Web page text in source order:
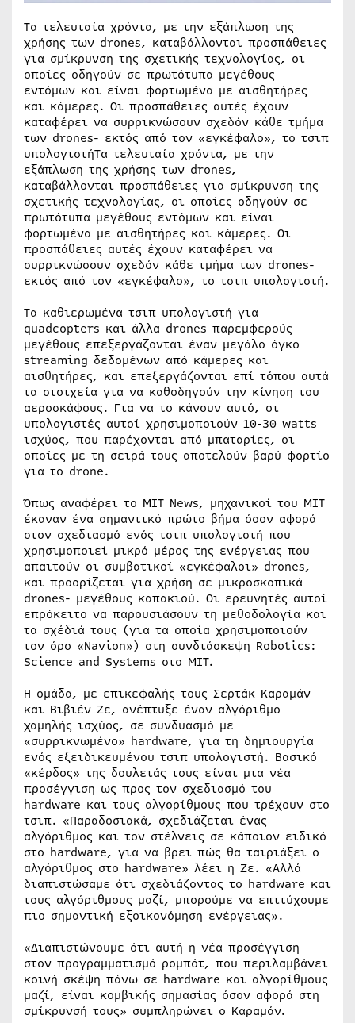
Τα τελευταία χρόνια, με την εξάπλωση της
χρήσης των drones, καταβάλλονται προσπάθειες
για σμίκρυνση της σχετικής τεχνολογίας, οι
οποίες οδηγούν σε πρωτότυπα μεγέθους
εντόμων και είναι φορτωμένα με αισθητήρες
και κάμερες. Οι προσπάθειες αυτές έχουν
καταφέρει να συρρικνώσουν σχεδόν κάθε τμήμα
των drones- εκτός από τον «εγκέφαλο», το τσιπ
υπολογιστήΤα τελευταία χρόνια, με την
εξάπλωση της χρήσης των drones,
καταβάλλονται προσπάθειες για σμίκρυνση της
σχετικής τεχνολογίας, οι οποίες οδηγούν σε
πρωτότυπα μεγέθους εντόμων και είναι
φορτωμένα με αισθητήρες και κάμερες. Οι
προσπάθειες αυτές έχουν καταφέρει να
συρρικνώσουν σχεδόν κάθε τμήμα των drones-
εκτός από τον «εγκέφαλο», το τσιπ υπολογιστή.
Τα καθιερωμένα τσιπ υπολογιστή για
quadcopters και άλλα drones παρεμφερούς
μεγέθους επεξεργάζονται έναν μεγάλο όγκο
streaming δεδομένων από κάμερες και
αισθητήρες, και επεξεργάζονται επί τόπου αυτά
τα στοιχεία για να καθοδηγούν την κίνηση του
αεροσκάφους. Για να το κάνουν αυτό, οι
υπολογιστές αυτοί χρησιμοποιούν 10-30 watts
ισχύος, που παρέχονται από μπαταρίες, οι
οποίες με τη σειρά τους αποτελούν βαρύ φορτίο
για το drone.
Όπως αναφέρει το ΜΙΤ News, μηχανικοί του ΜΙΤ
έκαναν ένα σημαντικό πρώτο βήμα όσον αφορά
στον σχεδιασμό ενός τσιπ υπολογιστή που
χρησιμοποιεί μικρό μέρος της ενέργειας που
απαιτούν οι συμβατικοί «εγκέφαλοι» drones,
και προορίζεται για χρήση σε μικροσκοπικά
drones- μεγέθους καπακιού. Οι ερευνητές αυτοί
επρόκειτο να παρουσιάσουν τη μεθοδολογία και
τα σχέδιά τους (για τα οποία χρησιμοποιούν
τον όρο «Navion») στη συνδιάσκεψη Robotics:
Science and Systems στο ΜΙΤ.
Η ομάδα, με επικεφαλής τους Σερτάκ Καραμάν
και Βιβιέν Ζε, ανέπτυξε έναν αλγόριθμο
χαμηλής ισχύος, σε συνδυασμό με
«συρρικνωμένο» hardware, για τη δημιουργία
ενός εξειδικευμένου τσιπ υπολογιστή. Βασικό
«κέρδος» της δουλειάς τους είναι μια νέα
προσέγγιση ως προς τον σχεδιασμό του
hardware και τους αλγορίθμους που τρέχουν στο
τσιπ. «Παραδοσιακά, σχεδιάζεται ένας
αλγόριθμος και τον στέλνεις σε κάποιον ειδικό
στο hardware, για να βρει πώς θα ταιριάξει ο
αλγόριθμος στο hardware» λέει η Ζε. «Αλλά
διαπιστώσαμε ότι σχεδιάζοντας το hardware και
τους αλγόριθμους μαζί, μπορούμε να επιτύχουμε
πιο σημαντική εξοικονόμηση ενέργειας».
«Διαπιστώνουμε ότι αυτή η νέα προσέγγιση
στον προγραμματισμό ρομπότ, που περιλαμβάνει
κοινή σκέψη πάνω σε hardware και αλγορίθμους
μαζί, είναι κομβικής σημασίας όσον αφορά στη
σμίκρυνσή τους» συμπληρώνει ο Καραμάν.